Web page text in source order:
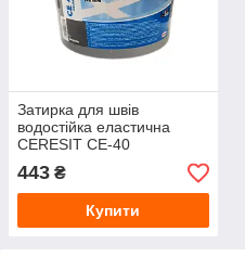
Затирка для швів
водостійка еластична
CERESIT CE-40
AQUASTATIC (2 кг) Білий
[01]
443 ₴
Купити